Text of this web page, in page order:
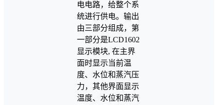
电电路，给整个系
统进行供电。输出
由三部分组成，第
一部分是LCD1602
显示模块, 在主界
面时显示当前温
度、水位和蒸汽压
力，其他界面显示
温度、水位和蒸汽